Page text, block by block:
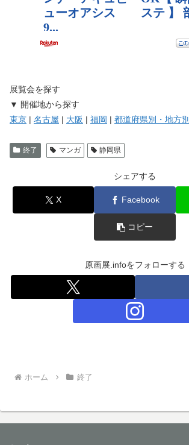
展覧会を探す
▼ 開催地から探す
東京 | 名古屋 | 大阪 | 福岡 | 都道府県別・地方別
終了 マンガ 静岡県
シェアする
X Facebook
コピー
原画展.infoをフォローする
ホーム 終了